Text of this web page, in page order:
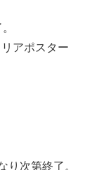
アポスター
り次第終了。